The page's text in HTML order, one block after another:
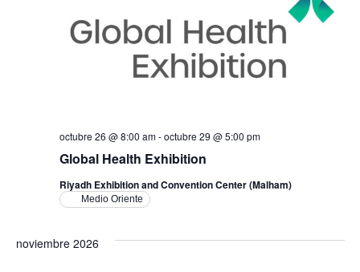
Global Health Exhibition
octubre 26 @ 8:00 am-octubre 29 @ 5:00 pm
Riyadh Exhibition and Convention Center (Malham)
Medio Oriente
noviembre 2026